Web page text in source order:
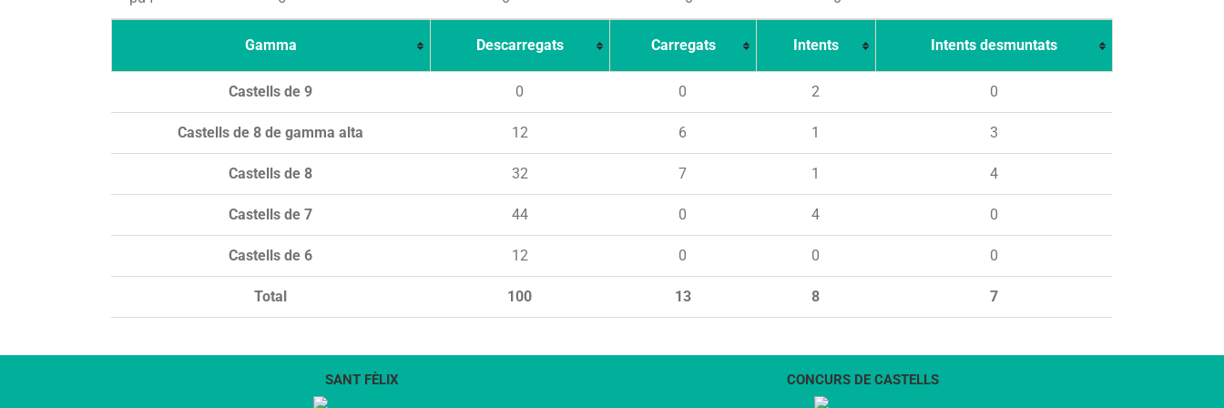
Gamma Descarregats Carregats Intents Intents desmuntats
Total 100 13 8 7
Castells de 9 0 0 2 0
Castells de 8 de gamma alta 12 6 1 3
Castells de 8 32 7 1 4
Castells de 7 44 0 4 0
Castells de 6 12 0 0 0
SANT FÈLIX CONCURS DE CASTELLS